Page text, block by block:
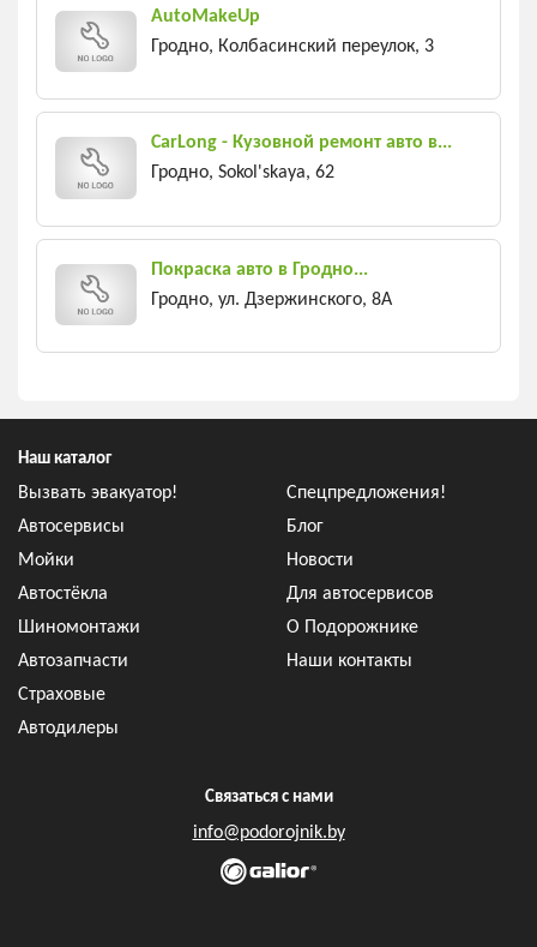
AutoMakeUp
Гродно, Колбасинский переулок, 3
CarLong - Кузовной ремонт авто в...
Гродно, Sokol'skaya, 62
Покраска авто в Гродно...
Гродно, ул. Дзержинского, 8А
Наш каталог
Вызвать эвакуатор!
Автосервисы
Мойки
Автостёкла
Шиномонтажи
Автозапчасти
Страховые
Автодилеры
Спецпредложения!
Блог
Новости
Для автосервисов
О Подорожнике
Наши контакты
Связаться с нами
info@podorojnik.by